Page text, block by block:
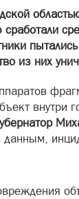
сработали
из них
внутри
данным,